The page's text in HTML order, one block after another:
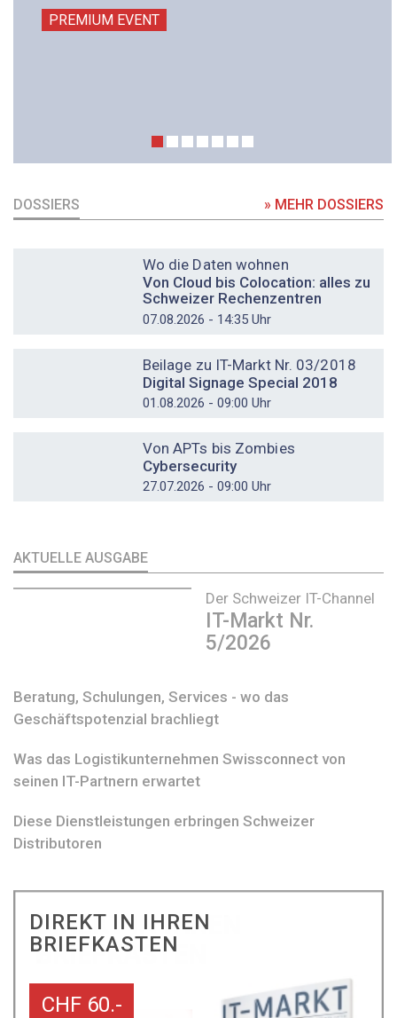
PREMIUM EVENT
DOSSIERS » MEHR DOSSIERS
Wo die Daten wohnen
Von Cloud bis Colocation: alles zu
Schweizer Rechenzentren
07.08.2026 - 14:35 Uhr
Beilage zu IT-Markt Nr. 03/2018
Digital Signage Special 2018
01.08.2026 - 09:00 Uhr
Von APTs bis Zombies
Cybersecurity
27.07.2026 - 09:00 Uhr
AKTUELLE AUSGABE
Der Schweizer IT-Channel
IT-Markt Nr.
5/2026
Beratung, Schulungen, Services - wo das
Geschäftspotenzial brachliegt
Was das Logistikunternehmen Swissconnect von
seinen IT-Partnern erwartet
Diese Dienstleistungen erbringen Schweizer
Distributoren
DIREKT IN IHREN
BRIEFKASTEN
CHF 60.-